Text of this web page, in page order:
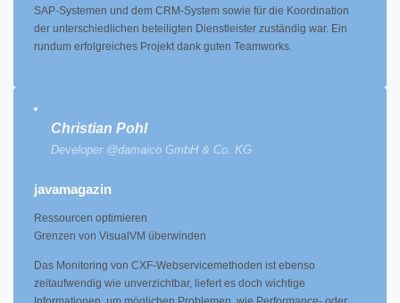
SAP-Systemen und dem CRM-System sowie für die Koordination
der unterschiedlichen beteiligten Dienstleister zuständig war. Ein
rundum erfolgreiches Projekt dank guten Teamworks.
Christian Pohl
Developer @damaico GmbH & Co. KG
javamagazin
Ressourcen optimieren
Grenzen von VisualVM überwinden
Das Monitoring von CXF-Webservicemethoden ist ebenso
zeitaufwendig wie unverzichtbar, liefert es doch wichtige